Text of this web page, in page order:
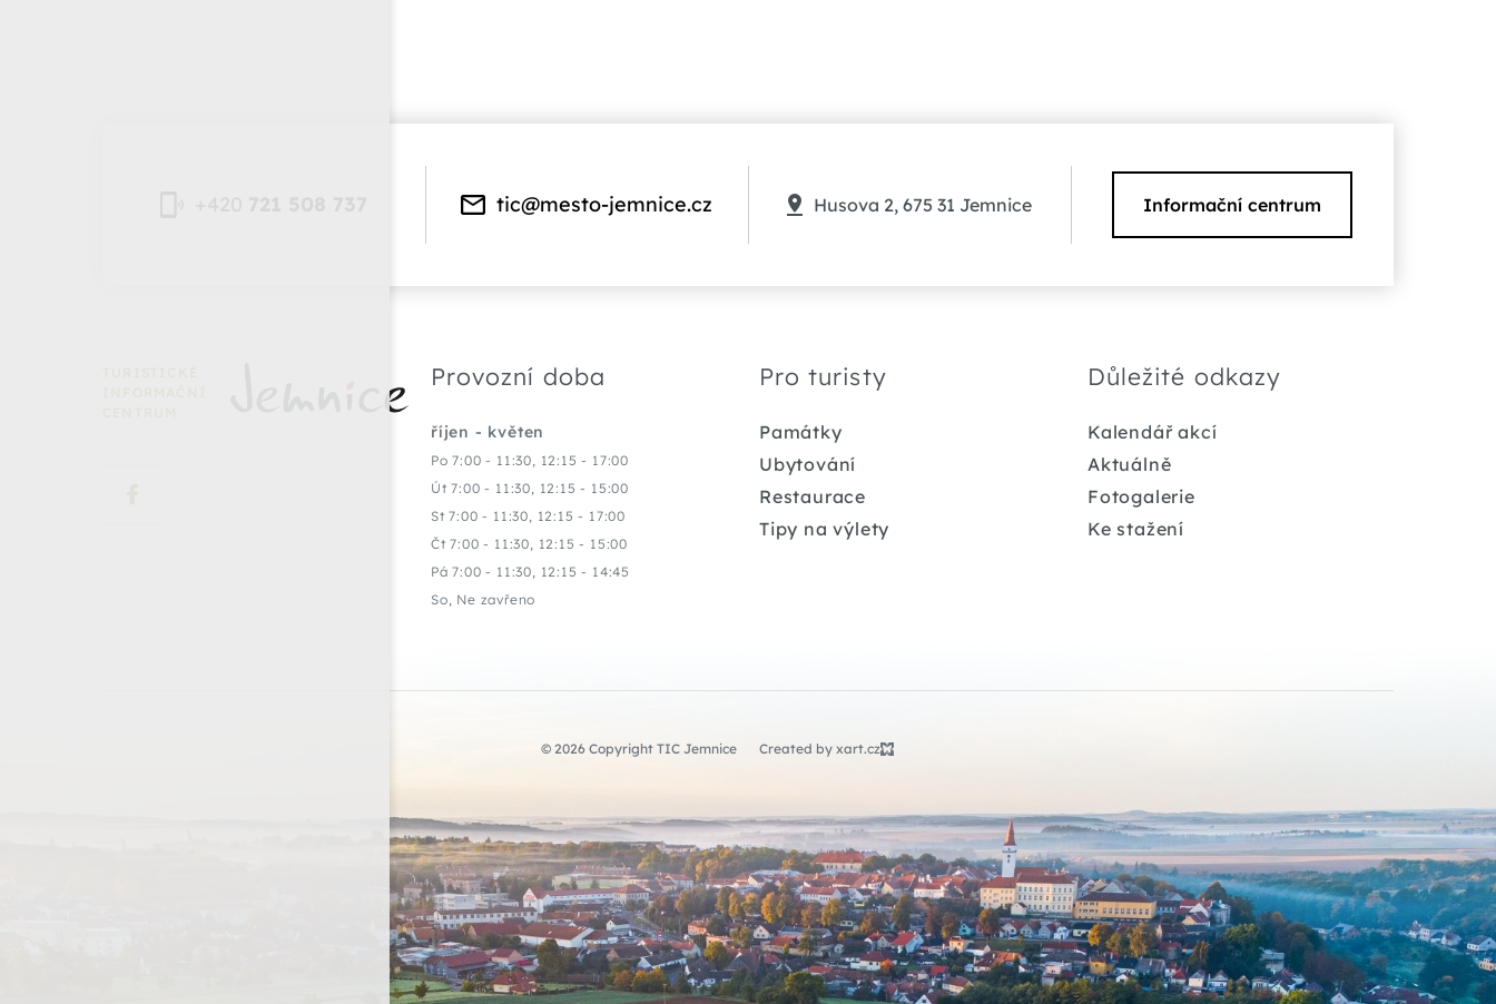
tic@mesto-jemnice.cz Husova 2, 675 31 Jemnice Informační centrum
Provozní doba
říjen - květen
Po 7:00 - 11:30, 12:15 - 17:00
Út 7:00 - 11:30, 12:15 - 15:00
St 7:00 - 11:30, 12:15 - 17:00
Čt 7:00 - 11:30, 12:15 - 15:00
Pá 7:00 - 11:30, 12:15 - 14:45
So, Ne zavřeno
Pro turisty
Památky
Ubytování
Restaurace
Tipy na výlety
Důležité odkazy
Kalendář akcí
Aktuálně
Fotogalerie
Ke stažení
© 2026 Copyright TIC Jemnice Created by xart.cz